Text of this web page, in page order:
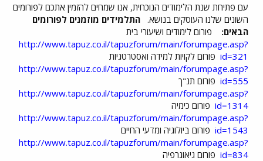
עם פתיחת שנת הלימודים הנוכחית, אנו שמחים להזמין אתכם לפורומים
השונים שלנו העוסקים בנושא. התלמידים מוזמנים לפורומים
הבאים:
פורום לימודים ושיעורי בית
http://www.tapuz.co.il/tapuzforum/main/forumpage.asp?
id=321 פורום לקויות למידה ואסטרטגיות
http://www.tapuz.co.il/tapuzforum/main/forumpage.asp?
id=555 פורום תנ"ך
http://www.tapuz.co.il/tapuzforum/main/forumpage.asp?
id=1314 פורום כימיה
http://www.tapuz.co.il/tapuzforum/main/forumpage.asp?
id=1543 פורום ביולוגיה ומדעי החיים
http://www.tapuz.co.il/tapuzforum/main/forumpage.asp?
id=834 פורום גיאוגרפיה